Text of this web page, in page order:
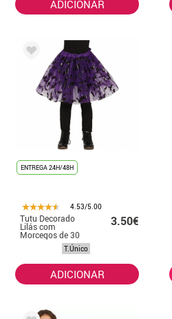
ADICIONAR
ENTREGA 24H/48H
4.53/5.00
Tutu Decorado
Lilás com
Morcegos de 30
3.50€
T.Único
ADICIONAR